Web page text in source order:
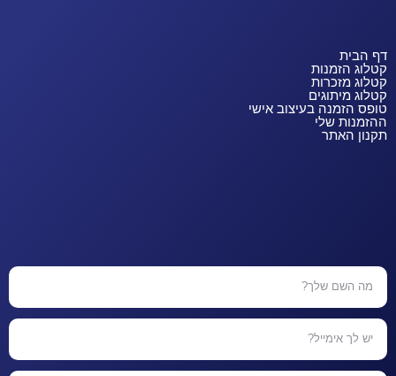
דף הבית
קטלוג הזמנות
קטלוג מזכרות
קטלוג מיתוגים
טופס הזמנה בעיצוב אישי
ההזמנות שלי
תקנון האתר